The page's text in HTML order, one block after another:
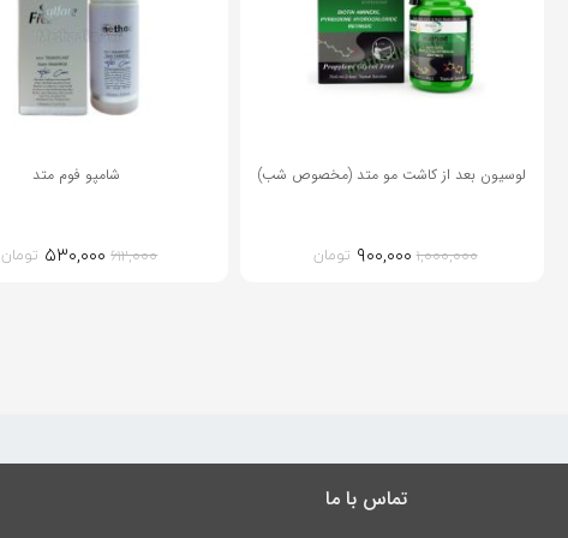
مناسب برای انواع مو
لوسیون بعد از کاشت مو متد (مخصوص شب)
۱,۰۰۰,۰۰۰ ۹۰۰,۰۰۰ تومان
شامپو فوم متد
۶۱۲,۰۰۰ ۵۳۰,۰۰۰ تومان
تماس با ما